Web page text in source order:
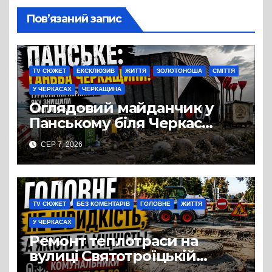
Пов’язаний запис
TV СЮЖЕТ ЕКСКЛЮЗИВ ЖИТТЯ ЗОЛОТОНОША СМІТТЯ
У ЧЕРКАСАХ ЧЕРКАЩИНА
Оглядовий майданчик у
Панському біля Черкас
перетворився на занедбане
сміттєзвалище
СЕР 7, 2026
TV СЮЖЕТ БЕЗ КОМЕНТАРІВ ГОЛОВНЕ ЖИТТЯ
У ЧЕРКАСАХ
Ремонт теплотраси на
вулиці Святотроїцькій